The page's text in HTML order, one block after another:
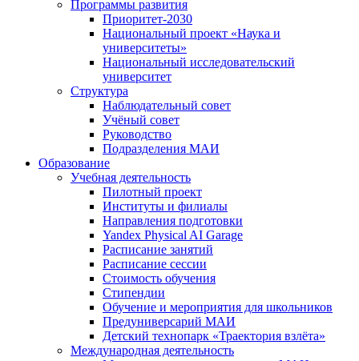
Программы развития
Приоритет-2030
Национальный проект «Наука и
университеты»
Национальный исследовательский
университет
Структура
Наблюдательный совет
Учёный совет
Руководство
Подразделения МАИ
Образование
Учебная деятельность
Пилотный проект
Институты и филиалы
Направления подготовки
Yandex Physical AI Garage
Расписание занятий
Расписание сессии
Стоимость обучения
Стипендии
Обучение и мероприятия для школьников
Предуниверсарий МАИ
Детский технопарк «Траектория взлёта»
Международная деятельность